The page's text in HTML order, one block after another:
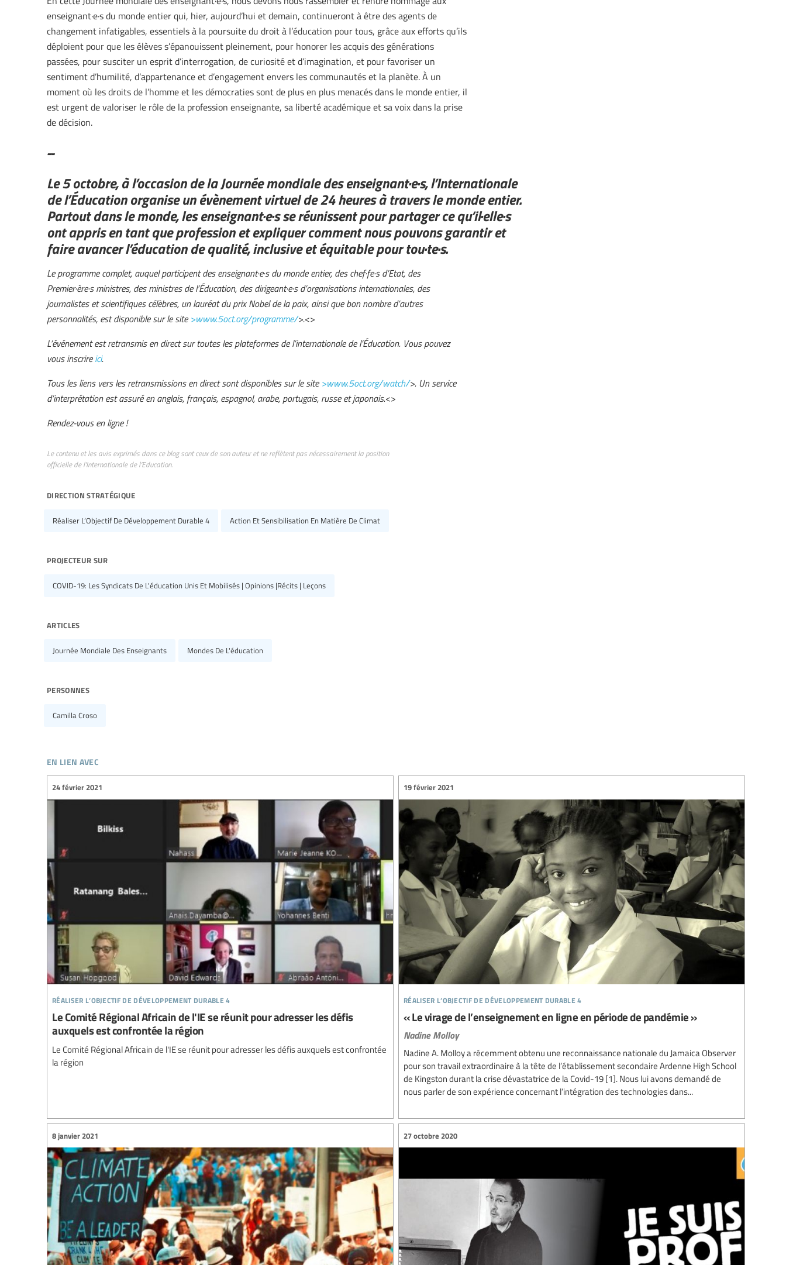
enseignant·e·s du monde entier qui, hier, aujourd’hui et demain, continueront à être des agents de
changement infatigables, essentiels à la poursuite du droit à l’éducation pour tous, grâce aux efforts qu’ils
déploient pour que les élèves s’épanouissent pleinement, pour honorer les acquis des générations
passées, pour susciter un esprit d’interrogation, de curiosité et d’imagination, et pour favoriser un
sentiment d’humilité, d’appartenance et d’engagement envers les communautés et la planète. À un
moment où les droits de l’homme et les démocraties sont de plus en plus menacés dans le monde entier, il
est urgent de valoriser le rôle de la profession enseignante, sa liberté académique et sa voix dans la prise
de décision.
--
Le 5 octobre, à l’occasion de la Journée mondiale des enseignant·e·s, l’Internationale
de l’Éducation organise un évènement virtuel de 24 heures à travers le monde entier.
Partout dans le monde, les enseignant·e·s se réunissent pour partager ce qu’il·elle·s
ont appris en tant que profession et expliquer comment nous pouvons garantir et
faire avancer l’éducation de qualité, inclusive et équitable pour tou·te·s.
Le programme complet, auquel participent des enseignant·e·s du monde entier, des chef·fe·s d’Etat, des
Premier·ère·s ministres, des ministres de l’Éducation, des dirigeant·e·s d’organisations internationales, des
journalistes et scientifiques célèbres, un lauréat du prix Nobel de la paix, ainsi que bon nombre d’autres
personnalités, est disponible sur le site >www.5oct.org/programme/>.<>
L’événement est retransmis en direct sur toutes les plateformes de l’internationale de l’Éducation. Vous pouvez
vous inscrire ici.
Tous les liens vers les retransmissions en direct sont disponibles sur le site >www.5oct.org/watch/>. Un service
d’interprétation est assuré en anglais, français, espagnol, arabe, portugais, russe et japonais.<>
Rendez-vous en ligne !
Le contenu et les avis exprimés dans ce blog sont ceux de son auteur et ne reflètent pas nécessairement la position
officielle de l’Internationale de l’Education.
direction stratégique
Réaliser L’Objectif De Développement Durable 4 Action Et Sensibilisation En Matière De Climat
projecteur sur
COVID-19: Les Syndicats De L'éducation Unis Et Mobilisés | Opinions |Récits | Leçons
articles
Journée Mondiale Des Enseignants Mondes De L'éducation
personnes
Camilla Croso
en lien avec
réaliser l’objectif de développement durable 4
24 février 2021
Le Comité Régional Africain de l'IE se réunit pour adresser les défis
auxquels est confrontée la région
Le Comité Régional Africain de l'IE se réunit pour adresser les défis auxquels est confrontée
la région
réaliser l’objectif de développement durable 4
19 février 2021
« Le virage de l’enseignement en ligne en période de pandémie »
Nadine Molloy
Nadine A. Molloy a récemment obtenu une reconnaissance nationale du Jamaica Observer
pour son travail extraordinaire à la tête de l’établissement secondaire Ardenne High School
de Kingston durant la crise dévastatrice de la Covid-19 [1]. Nous lui avons demandé de
nous parler de son expérience concernant l’intégration des technologies dans...
8 janvier 2021 27 octobre 2020